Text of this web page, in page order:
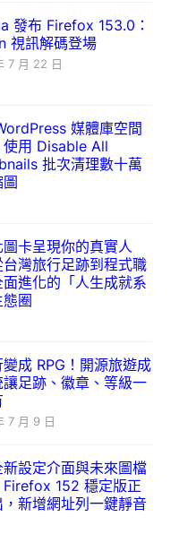
發布 Firefox 153.0：
視訊解碼登場
7 月 22 日
媒體庫空間
使用 Disable All
批次清理數十萬
卡呈現你的真實人
台灣旅行足跡到程式職
進化的「人生成就系
圈
成 RPG！開源旅遊成
足跡、徽章、等級一
7 月 9 日
新設定介面與未來圖檔
Firefox 152 穩定版正
新增網址列一鍵靜音